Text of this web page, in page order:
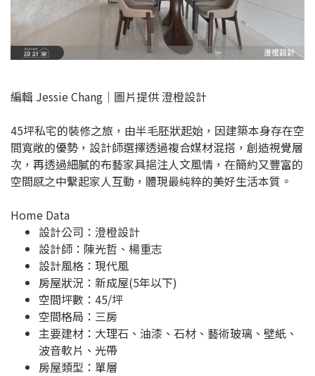
編輯 Jessie Chang｜圖片提供 澄橙設計
45坪私宅的裝修之旅，由半毛胚狀起始，因建築本身存在空
間寬敞的優勢，設計師選擇透過複合媒材混搭，創造視覺層
次，再透過細膩的布藝家具挹注人文風情，在簡約又豐富的
空間感之中繫起家人互動，體現最純粹的美好生活本質。
Home Data
設計公司： 澄橙設計
設計師：陳光哲、楊重志
設計風格：現代風
房屋狀況：新成屋(5年以下)
空間坪數：45/坪
空間格局：三房
主要建材：大理石、油漆、石材、藝術玻璃、壁紙、
波音軟片、光帶
房屋類型：單層